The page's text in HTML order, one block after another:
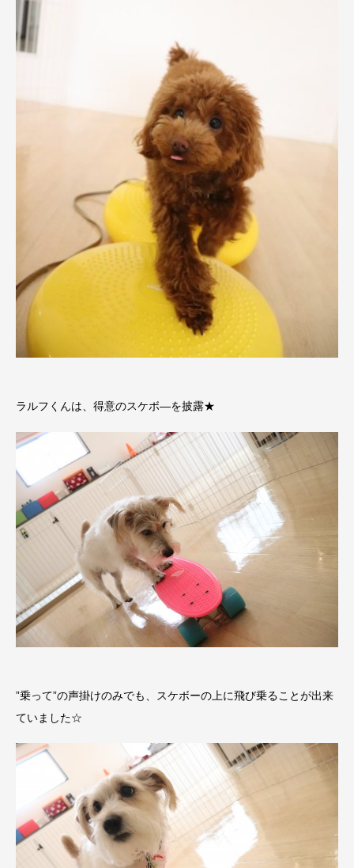
ラルフくんは、得意のスケボ―を披露★
”乗って”の声掛けのみでも、スケボーの上に飛び乗ることが出来
ていました☆